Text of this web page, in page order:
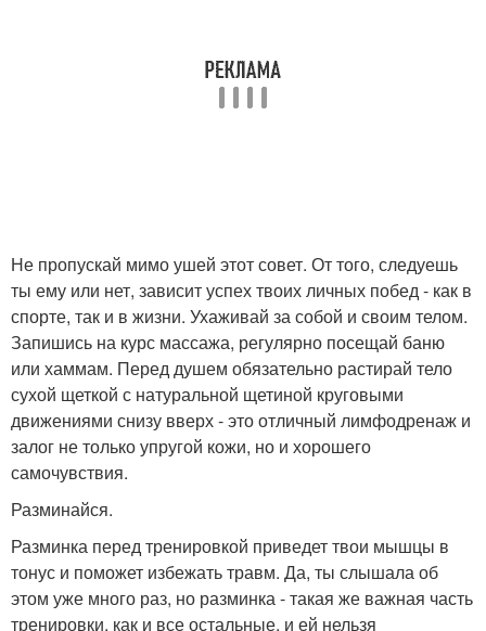
Не пропускай мимо ушей этот совет. От того, следуешь
ты ему или нет, зависит успех твоих личных побед - как в
спорте, так и в жизни. Ухаживай за собой и своим телом.
Запишись на курс массажа, регулярно посещай баню
или хаммам. Перед душем обязательно растирай тело
сухой щеткой с натуральной щетиной круговыми
движениями снизу вверх - это отличный лимфодренаж и
залог не только упругой кожи, но и хорошего
самочувствия.
Разминайся.
Разминка перед тренировкой приведет твои мышцы в
тонус и поможет избежать травм. Да, ты слышала об
этом уже много раз, но разминка - такая же важная часть
тренировки, как и все остальные, и ей нельзя